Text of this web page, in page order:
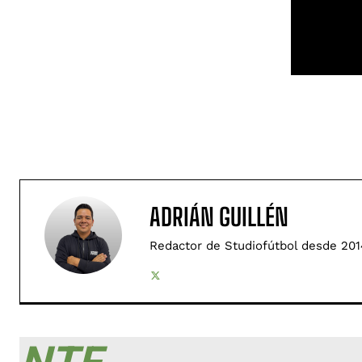
ADRIÁN GUILLÉN
Redactor de Studiofútbol desde